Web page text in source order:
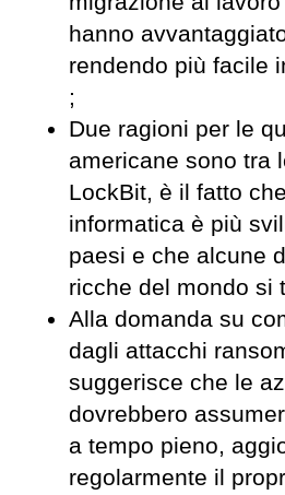
hanno
rendendo più facile
;
Due ragioni per le
americane sono tra
LockBit, è il fatto
informatica è più
paesi e che alcune
ricche del mondo si
Alla domanda su
dagli attacchi
suggerisce che le
dovrebbero
a tempo pieno,
regolarmente il